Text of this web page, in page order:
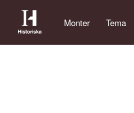
Monter Tema